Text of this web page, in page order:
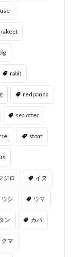
rabit
red panda
sea otter
stoat
ジロ イヌ
ウシ ウマ
ン カバ
クマ